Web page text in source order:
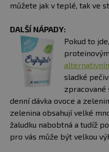
můžete jak v teplé, tak ve
DALŠÍ NÁPADY:
Pokud to
sladké
zpracované
denní dávka ovoce a
zelenina obsahují velké
žaludku nabobtná a tudíž
pro vás může být velkou